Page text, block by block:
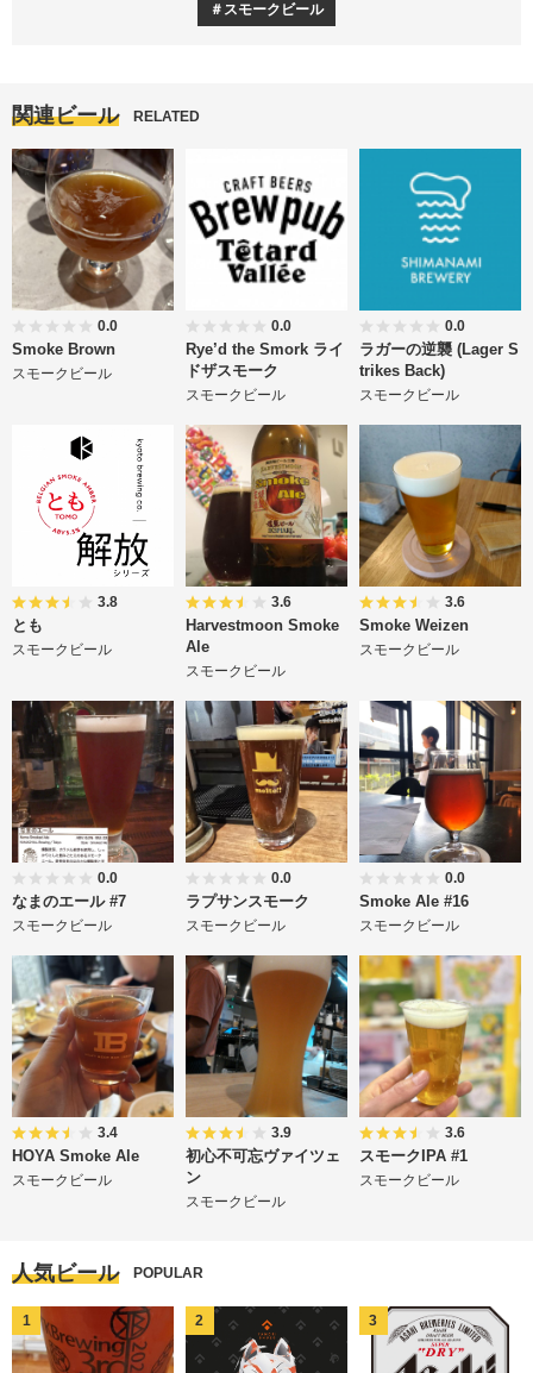
スモークビール
関連ビール RELATED
0.0
Smoke Brown
スモークビール
0.0
Rye’d the Smork ライ
ドザスモーク
スモークビール
0.0
ラガーの逆襲 (Lager S
trikes Back)
スモークビール
3.8
とも
スモークビール
3.6
Harvestmoon Smoke
Ale
スモークビール
3.6
Smoke Weizen
スモークビール
0.0
なまのエール #7
スモークビール
0.0
ラプサンスモーク
スモークビール
0.0
Smoke Ale #16
スモークビール
3.4
HOYA Smoke Ale
スモークビール
3.9
初心不可忘ヴァイツェ
ン
スモークビール
3.6
スモークIPA #1
スモークビール
人気ビール POPULAR